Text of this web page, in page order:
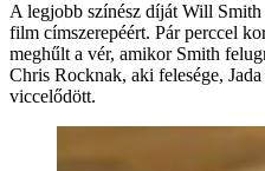
A legjobb színész díját Will
film címszerepéért. Pár perccel
meghűlt a vér, amikor Smith
Chris Rocknak, aki felesége,
viccelődött.